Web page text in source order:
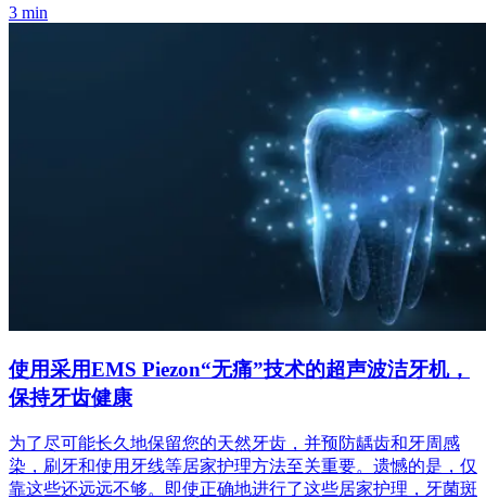
3 min
使用采用EMS Piezon“无痛”技术的超声波洁牙机，
保持牙齿健康
为了尽可能长久地保留您的天然牙齿，并预防龋齿和牙周感
染，刷牙和使用牙线等居家护理方法至关重要。遗憾的是，仅
靠这些还远远不够。即使正确地进行了这些居家护理，牙菌斑